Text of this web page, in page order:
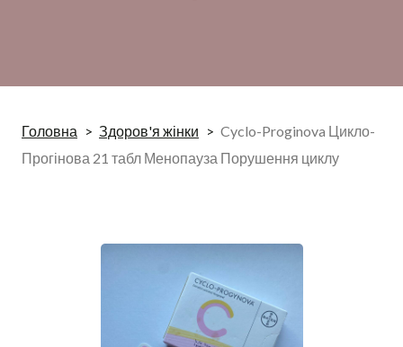
Головна Здоров'я жінки
Cyclo-Proginova Цикло-
Прогінова 21 табл Менопауза Порушення циклу